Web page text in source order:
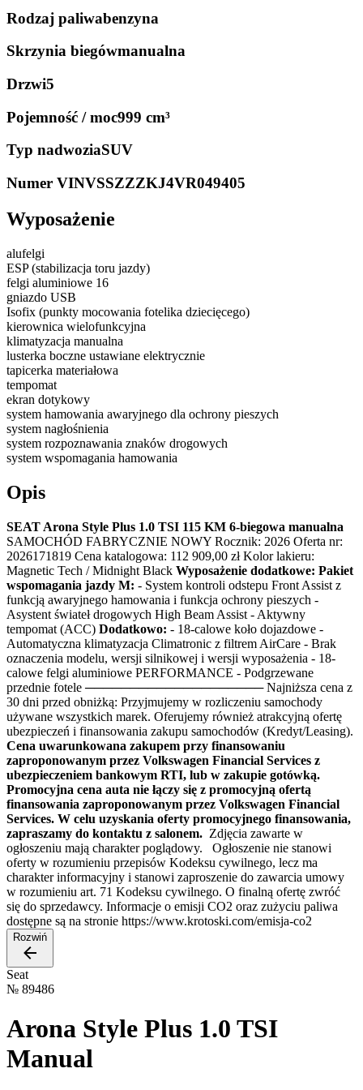
Rodzaj paliwabenzyna
Skrzynia biegówmanualna
Drzwi5
Pojemność / moc999 cm³
Typ nadwoziaSUV
Numer VINVSSZZZKJ4VR049405
Wyposażenie
alufelgi
ESP (stabilizacja toru jazdy)
felgi aluminiowe 16
gniazdo USB
Isofix (punkty mocowania fotelika dziecięcego)
kierownica wielofunkcyjna
klimatyzacja manualna
lusterka boczne ustawiane elektrycznie
tapicerka materiałowa
tempomat
ekran dotykowy
system hamowania awaryjnego dla ochrony pieszych
system nagłośnienia
system rozpoznawania znaków drogowych
system wspomagania hamowania
Opis
SEAT Arona Style Plus 1.0 TSI 115 KM 6-biegowa manualna
SAMOCHÓD FABRYCZNIE NOWY Rocznik: 2026 Oferta nr:
2026171819 Cena katalogowa: 112 909,00 zł Kolor lakieru:
Magnetic Tech / Midnight Black Wyposażenie dodatkowe: Pakiet
wspomagania jazdy M: - System kontroli odstepu Front Assist z
funkcją awaryjnego hamowania i funkcja ochrony pieszych -
Asystent świateł drogowych High Beam Assist - Aktywny
tempomat (ACC) Dodatkowo: - 18-calowe koło dojazdowe -
Automatyczna klimatyzacja Climatronic z filtrem AirCare - Brak
oznaczenia modelu, wersji silnikowej i wersji wyposażenia - 18-
calowe felgi aluminiowe PERFORMANCE - Podgrzewane
przednie fotele ──────────────────── Najniższa cena z
30 dni przed obniżką: Przyjmujemy w rozliczeniu samochody
używane wszystkich marek. Oferujemy również atrakcyjną ofertę
ubezpieczeń i finansowania zakupu samochodów (Kredyt/Leasing).
Cena uwarunkowana zakupem przy finansowaniu
zaproponowanym przez Volkswagen Financial Services z
ubezpieczeniem bankowym RTI, lub w zakupie gotówką.
Promocyjna cena auta nie łączy się z promocyjną ofertą
finansowania zaproponowanym przez Volkswagen Financial
Services. W celu uzyskania oferty promocyjnego finansowania,
zapraszamy do kontaktu z salonem. Zdjęcia zawarte w
ogłoszeniu mają charakter poglądowy. Ogłoszenie nie stanowi
oferty w rozumieniu przepisów Kodeksu cywilnego, lecz ma
charakter informacyjny i stanowi zaproszenie do zawarcia umowy
w rozumieniu art. 71 Kodeksu cywilnego. O finalną ofertę zwróć
się do sprzedawcy. Informacje o emisji CO2 oraz zużyciu paliwa
dostępne są na stronie https://www.krotoski.com/emisja-co2
Rozwiń
Seat
№ 89486
Arona Style Plus 1.0 TSI
Manual